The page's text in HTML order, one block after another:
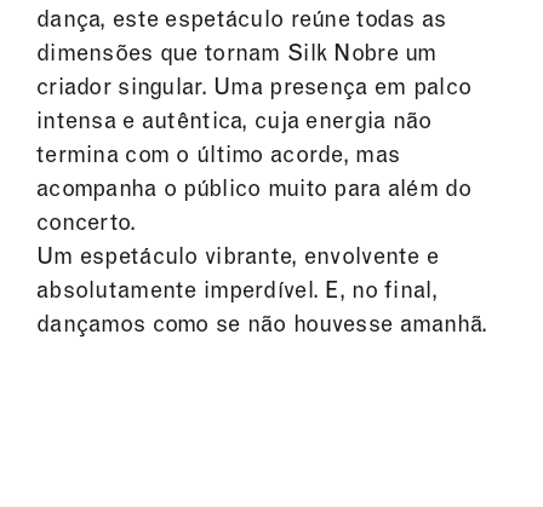
dança, este espetáculo reúne todas as
dimensões que tornam Silk Nobre um
criador singular. Uma presença em palco
intensa e autêntica, cuja energia não
termina com o último acorde, mas
acompanha o público muito para além do
concerto.
Um espetáculo vibrante, envolvente e
absolutamente imperdível. E, no final,
dançamos como se não houvesse amanhã.